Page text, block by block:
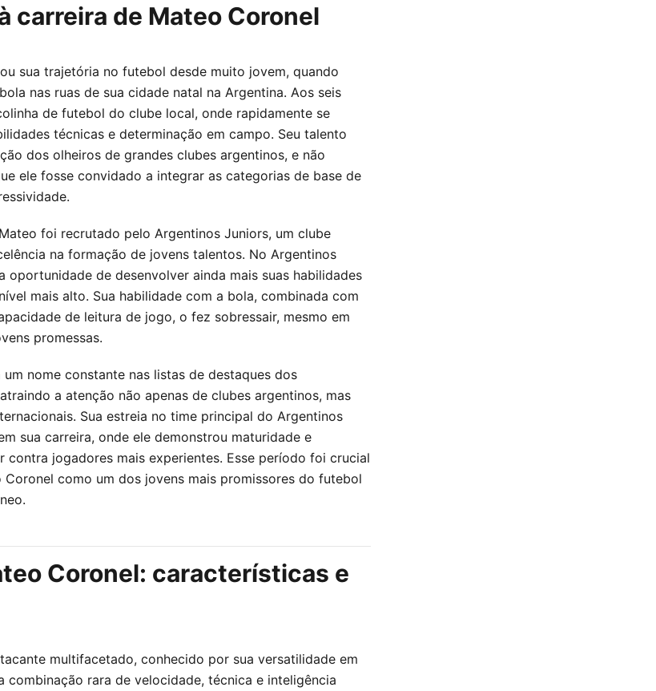
carreira de Mateo Coronel
sua trajetória no futebol desde muito jovem, quando
nas ruas de sua cidade natal na Argentina. Aos seis
de futebol do clube local, onde rapidamente se
técnicas e determinação em campo. Seu talento
dos olheiros de grandes clubes argentinos, e não
ele fosse convidado a integrar as categorias de base de
foi recrutado pelo Argentinos Juniors, um clube
na formação de jovens talentos. No Argentinos
oportunidade de desenvolver ainda mais suas habilidades
mais alto. Sua habilidade com a bola, combinada com
de leitura de jogo, o fez sobressair, mesmo em
promessas.
um nome constante nas listas de destaques dos
a atenção não apenas de clubes argentinos, mas
Sua estreia no time principal do Argentinos
sua carreira, onde ele demonstrou maturidade e
contra jogadores mais experientes. Esse período foi crucial
como um dos jovens mais promissores do futebol
Coronel: características e
multifacetado, conhecido por sua versatilidade em
combinação rara de velocidade, técnica e inteligência